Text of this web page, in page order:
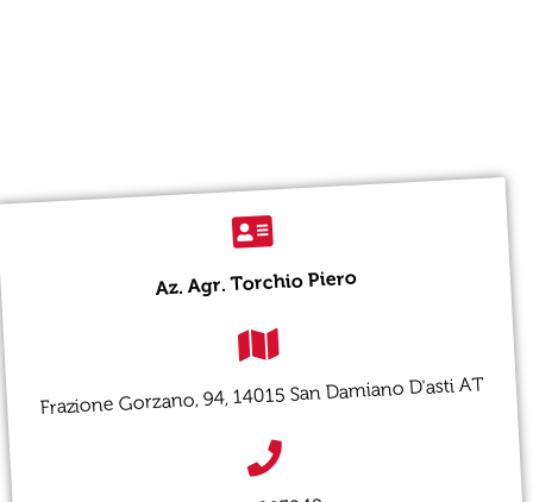
Az. Agr. Torchio Piero
Frazione Gorzano, 94, 14015 San Damiano D'asti AT